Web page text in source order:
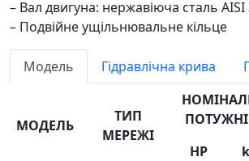
– Вал двигуна: нержавіюча сталь AISI
– Подвійне ущільнювальне кільце
Модель Гідравлічна крива
МОДЕЛЬ
ТИП
МЕРЕЖІ
HP